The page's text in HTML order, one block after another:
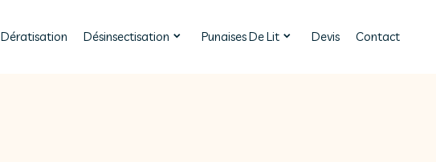
Dératisation Désinsectisation Punaises De Lit Devis Contact